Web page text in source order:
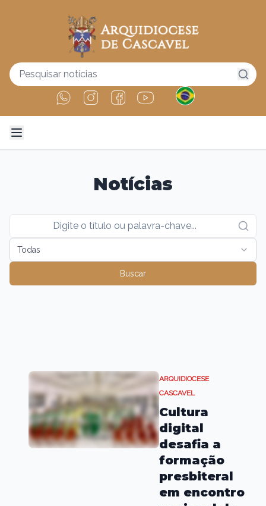
Notícias
Todas
Buscar
ARQUIDIOCESE
CASCAVEL
Cultura
digital
desafia a
formação
presbiteral
em encontro